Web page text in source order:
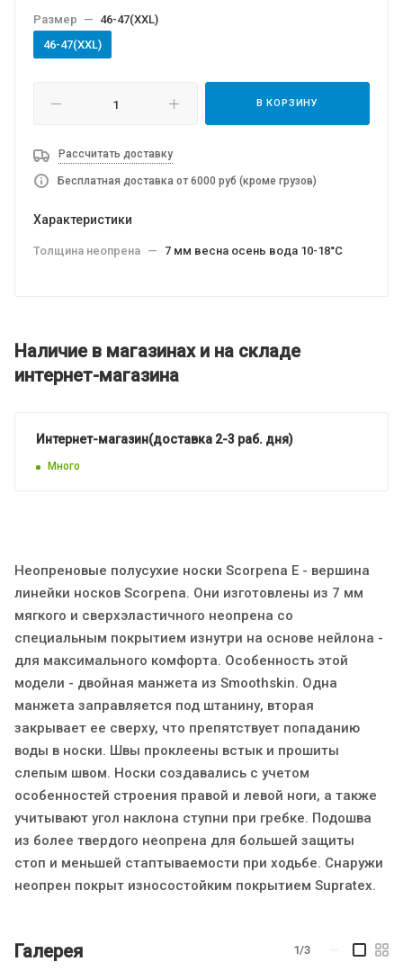
Размер — 46-47(XXL)
46-47(XXL)
В КОРЗИНУ
Рассчитать доставку
Бесплатная доставка от 6000 руб (кроме грузов)
Характеристики
Толщина неопрена — 7 мм весна осень вода 10-18°C
Наличие в магазинах и на складе
интернет-магазина
Интернет-магазин(доставка 2-3 раб. дня)
Много
Неопреновые полусухие носки Scorpena E - вершина
линейки носков Scorpena. Они изготовлены из 7 мм
мягкого и сверхэластичного неопрена со
специальным покрытием изнутри на основе нейлона -
для максимального комфорта. Особенность этой
модели - двойная манжета из Smoothskin. Одна
манжета заправляется под штанину, вторая
закрывает ее сверху, что препятствует попаданию
воды в носки. Швы проклеены встык и прошиты
слепым швом. Носки создавались с учетом
особенностей строения правой и левой ноги, а также
учитывают угол наклона ступни при гребке. Подошва
из более твердого неопрена для большей защиты
стоп и меньшей стаптываемости при ходьбе. Снаружи
неопрен покрыт износостойким покрытием Supratex.
Галерея 1/3